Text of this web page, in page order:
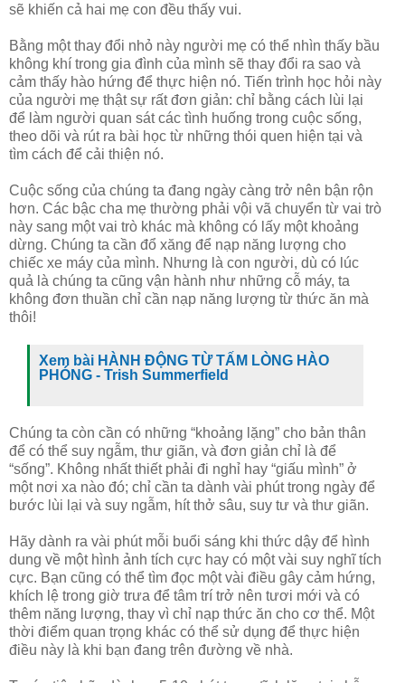
sẽ khiến cả hai mẹ con đều thấy vui.
Bằng một thay đổi nhỏ này người mẹ có thể nhìn thấy bầu
không khí trong gia đình của mình sẽ thay đổi ra sao và
cảm thấy hào hứng để thực hiện nó. Tiến trình học hỏi này
của người mẹ thật sự rất đơn giản: chỉ bằng cách lùi lại
để làm người quan sát các tình huống trong cuộc sống,
theo dõi và rút ra bài học từ những thói quen hiện tại và
tìm cách để cải thiện nó.
Cuộc sống của chúng ta đang ngày càng trở nên bận rộn
hơn. Các bậc cha mẹ thường phải vội vã chuyển từ vai trò
này sang một vai trò khác mà không có lấy một khoảng
dừng. Chúng ta cần đổ xăng để nạp năng lượng cho
chiếc xe máy của mình. Nhưng là con người, dù có lúc
quả là chúng ta cũng vận hành như những cỗ máy, ta
không đơn thuần chỉ cần nạp năng lượng từ thức ăn mà
thôi!
Xem bài HÀNH ĐỘNG TỪ TẤM LÒNG HÀO
PHÓNG - Trish Summerfield
Chúng ta còn cần có những “khoảng lặng” cho bản thân
để có thể suy ngẫm, thư giãn, và đơn giản chỉ là để
“sống”. Không nhất thiết phải đi nghỉ hay “giấu mình” ở
một nơi xa nào đó; chỉ cần ta dành vài phút trong ngày để
bước lùi lại và suy ngẫm, hít thở sâu, suy tư và thư giãn.
Hãy dành ra vài phút mỗi buổi sáng khi thức dậy để hình
dung về một hình ảnh tích cực hay có một vài suy nghĩ tích
cực. Bạn cũng có thể tìm đọc một vài điều gây cảm hứng,
khích lệ trong giờ trưa để tâm trí trở nên tươi mới và có
thêm năng lượng, thay vì chỉ nạp thức ăn cho cơ thể. Một
thời điểm quan trọng khác có thể sử dụng để thực hiện
điều này là khi bạn đang trên đường về nhà.